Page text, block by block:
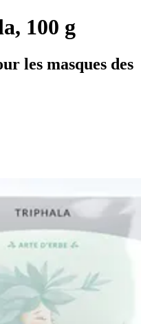
100 g
les masques des